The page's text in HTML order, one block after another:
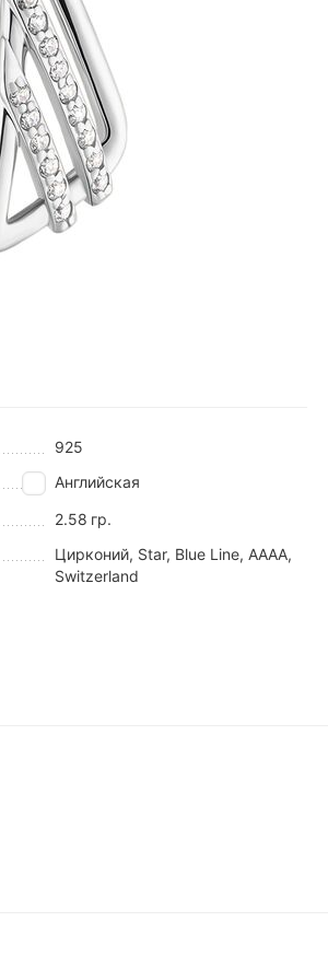
925
Английская
2.58 гр.
Цирконий, Star, Blue Line, AAAA,
Switzerland